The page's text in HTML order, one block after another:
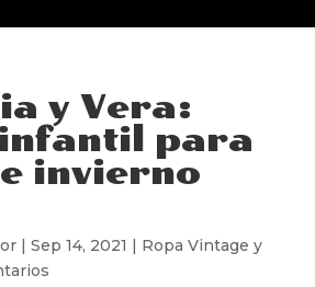
y Vera:
para
invierno
| Sep 14, 2021 | Ropa Vintage y